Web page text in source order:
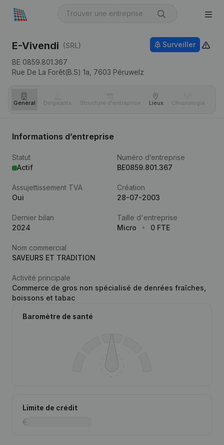
E-Vivendi (SRL)
BE 0859.801.367
Rue De La Forêt(B.S) 1a, 7603 Péruwelz
Surveiller
Général Dirigeants Structure d'entreprise Lieux Chronologie
Informations d’entreprise
Statut
Actif
Numéro d’entreprise
BE0859.801.367
Assujettissement TVA
Oui
Création
28-07-2003
Dernier bilan
2024
Taille d'entreprise
Micro
0 FTE
Nom commercial
SAVEURS ET TRADITION
Activité principale
Commerce de gros non spécialisé de denrées fraîches,
boissons et tabac
Baromètre de santé
Limite de crédit